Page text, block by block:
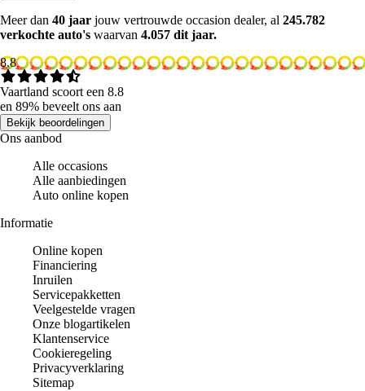
Meer dan 40 jaar jouw vertrouwde occasion dealer, al 245.782
verkochte auto's waarvan 4.057 dit jaar.
8.8
Vaartland scoort een 8.8
en 89% beveelt ons aan
Bekijk beoordelingen
Ons aanbod
Alle occasions
Alle aanbiedingen
Auto online kopen
Informatie
Online kopen
Financiering
Inruilen
Servicepakketten
Veelgestelde vragen
Onze blogartikelen
Klantenservice
Cookieregeling
Privacyverklaring
Sitemap